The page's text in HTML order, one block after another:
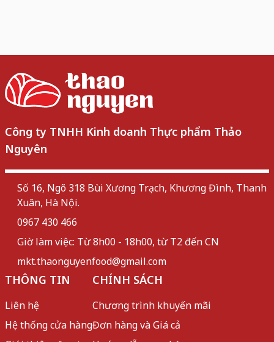
Công ty TNHH Kinh doanh Thực phẩm Thảo
Nguyên
Số 16, Ngõ 318 Bùi Xương Trạch, Khương Đình, Thanh
Xuân, Hà Nội.
0967 430 466
Giờ làm việc: Từ 8h00 - 18h00, từ T2 đến CN
mkt.thaonguyenfood@gmail.com
THÔNG TIN
Liên hệ
Hệ thống cửa hàng
CHÍNH SÁCH
Chương trình khuyến mãi
Đơn hàng và Giá cả